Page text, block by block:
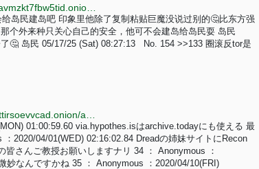
岛民建岛吧 印象里他除了复制粘贴巨魔没说过别的🤔比东方强
外来种只关心自己的安全，他可不会建岛给岛民耍 岛民
🤔 岛民 05/17/25 (Sat) 08:27:13 No. 154 >>133 圈滚反tor是
01:00:59.60 via.hypothes.isはarchive.todayにも使える 最
2020/04/01(WED) 02:16:02.84 Dreadの姉妹サイトにRecon
さんご教授お願いしますナリ 34 ： Anonymous ：
妙なんですかね 35 ： Anonymous ：2020/04/10(FRI)